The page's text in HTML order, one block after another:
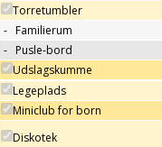
Torretumbler
- Familierum
- Pusle-bord
Udslagskumme
Legeplads
Miniclub for born
Diskotek